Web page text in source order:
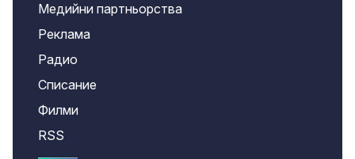
Медийни партньорства
Реклама
Радио
Списание
Филми
RSS